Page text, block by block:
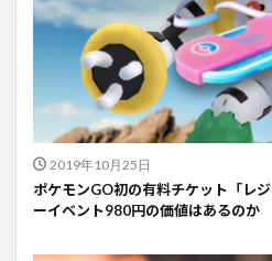
2019年10月25日
ポケモンGO初の有料チケット「レ
ーイベント980円の価値はあるのか